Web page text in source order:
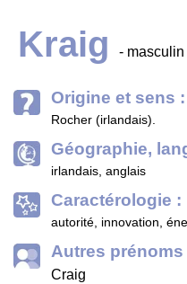
Kraig - masculin
Origine et sens :
Rocher (irlandais).
Géographie,
irlandais, anglais
Caractérologie :
autorité, innovation,
Autres
Craig